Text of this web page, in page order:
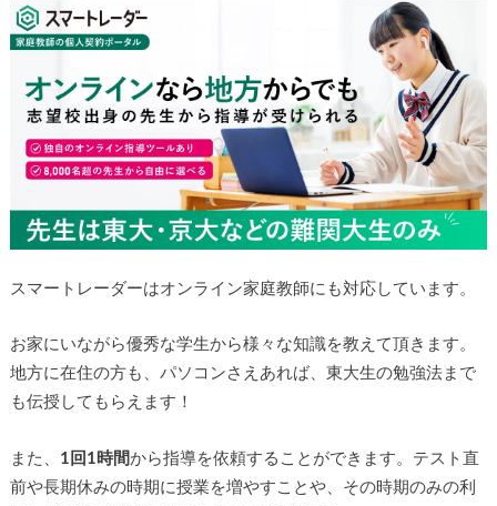
スマートレーダーはオンライン家庭教師にも対応しています。
お家にいながら優秀な学生から様々な知識を教えて頂きます。
地方に在住の方も、パソコンさえあれば、東大生の勉強法まで
も伝授してもらえます！
また、 1回1時間から指導を依頼することができます。テスト直
前や長期休みの時期に授業を増やすことや、その時期のみの利